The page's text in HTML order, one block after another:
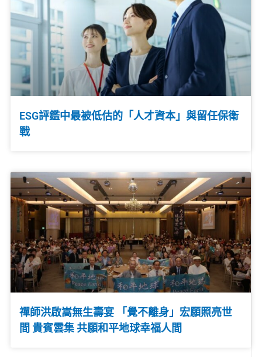
ESG評鑑中最被低估的「人才資本」與留任保衛
戰
禪師洪啟嵩無生壽宴 「覺不離身」宏願照亮世
間 貴賓雲集 共願和平地球幸福人間